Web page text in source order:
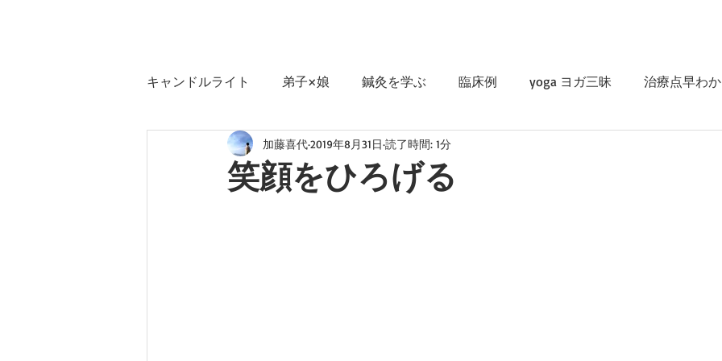
キャンドルライト 弟子×娘 鍼灸を学ぶ 臨床例 yoga ヨガ三昧 治療点早わ
笑顔をひろげる
加藤喜代2019年8月31日 読了時間: 1分